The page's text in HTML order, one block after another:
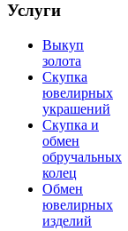
Услуги
Выкуп
золота
Скупка
ювелирных
украшений
Скупка и
обмен
обручальных
колец
Обмен
ювелирных
изделий